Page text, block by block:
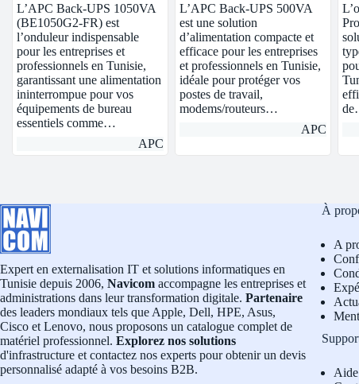
L’APC Back-UPS 1050VA
(BE1050G2-FR) est
l’onduleur indispensable
pour les entreprises et
professionnels en Tunisie,
garantissant une alimentation
ininterrompue pour vos
équipements de bureau
essentiels comme…
APC
L’APC Back-UPS 500VA
est une solution
d’alimentation compacte et
efficace pour les entreprises
et professionnels en Tunisie,
idéale pour protéger vos
postes de travail,
modems/routeurs…
APC
Expert en externalisation IT et solutions informatiques en
Tunisie depuis 2006, Navicom accompagne les entreprises et
administrations dans leur transformation digitale. Partenaire
des leaders mondiaux tels que Apple, Dell, HPE, Asus,
Cisco et Lenovo, nous proposons un catalogue complet de
matériel professionnel. Explorez nos solutions
d'infrastructure et contactez nos experts pour obtenir un devis
personnalisé adapté à vos besoins B2B.
À
A